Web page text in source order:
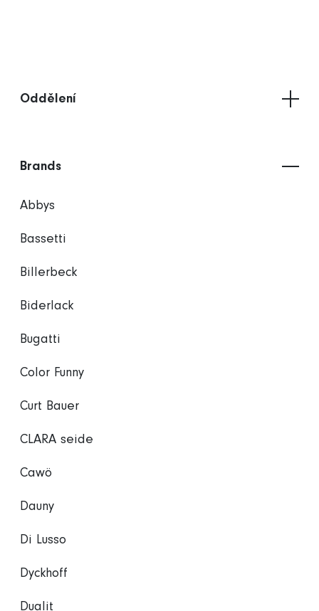
Oddělení
Brands
Abbys
Bassetti
Billerbeck
Biderlack
Bugatti
Color Funny
Curt Bauer
CLARA seide
Cawö
Dauny
Di Lusso
Dyckhoff
Dualit